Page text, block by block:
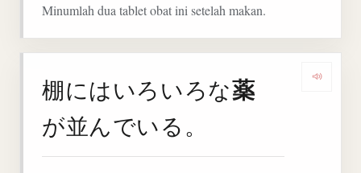
Minumlah dua tablet obat ini setelah makan.
棚にはいろいろな薬
が並んでいる。